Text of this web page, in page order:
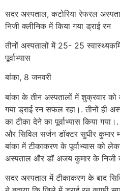
सदर अस्पताल, कटोरिया रेफरल
निजी क्लीनिक में किया गया ड्राई रन
तीनों अस्पतालों में 25- 25
पूर्वाभ्यास
बांका, 8 जनवरी
बांका के तीन अस्पतालों में शुक्रवार
गया ड्राई रन सफल रहा।. तीनों ही
का टीका देने का पूर्वाभ्यास किया
और सिविल सर्जन डॉक्टर सुधीर कुमार
बांका में टीकाकरण के पूर्वाभ्यास को
अस्पताल और डॉ अजय कुमार के निजी
सदर अस्पताल में टीकाकरण के बाद